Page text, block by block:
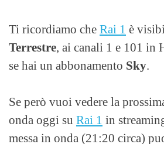
Ti ricordiamo che Rai 1 è
Terrestre, ai canali 1 e 101 in
se hai un abbonamento Sky.
Se però vuoi vedere la
onda oggi su Rai 1 in
messa in onda (21:20 circa)